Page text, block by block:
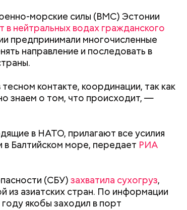
морские силы (ВМС) Эстонии
в нейтральных водах гражданского
предпринимали многочисленные
направление и последовать в
контакте, координации, так как
знаем о том, что происходит, —
в НАТО, прилагают все усилия
Балтийском море, передает РИА
(СБУ)захватила сухогруз,
из азиатских стран. По информации
якобы заходил в порт
ей было 115 лет, она была признана
а в 2017-м — старейшим из живущих
человеком, родившимся в
Асанумы
дома и
Как получить до 100 тысяч
рублей от государства при
трудной ситуации: кто может